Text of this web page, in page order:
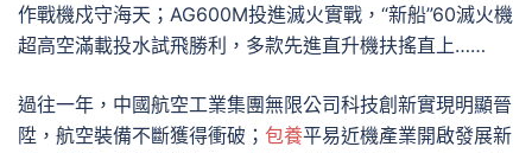
作戰機戍守海天；AG600M投進滅火實戰，“新船”60滅火機
超高空滿載投水試飛勝利，多款先進直升機扶搖直上……
過往一年，中國航空工業集團無限公司科技創新實現明顯晉
陞，航空裝備不斷獲得衝破； 包養平易近機產業開啟發展新